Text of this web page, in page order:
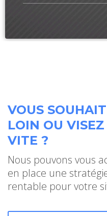
VOUS
LOIN OU
VITE ?
Nous pouvons vous
en place une
rentable pour votre